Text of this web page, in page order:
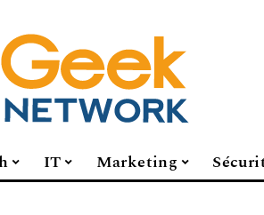
IT Marketing